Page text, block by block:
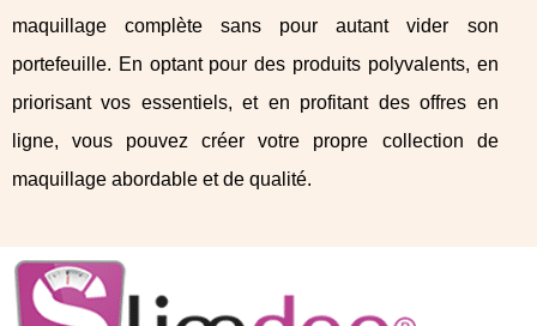
maquillage complète sans pour autant vider son
portefeuille. En optant pour des produits polyvalents, en
priorisant vos essentiels, et en profitant des offres en
ligne, vous pouvez créer votre propre collection de
maquillage abordable et de qualité.